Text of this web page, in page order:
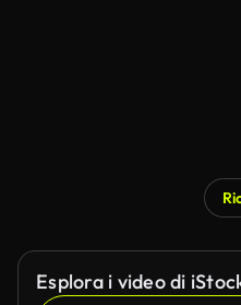
Esplora i video di